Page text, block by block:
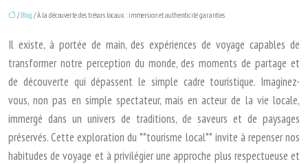
/Blog / À la découverte des trésors locaux : immersion et authenticité garanties
Il existe, à portée de main, des expériences de voyage capables de
transformer notre perception du monde, des moments de partage et
de découverte qui dépassent le simple cadre touristique. Imaginez-
vous, non pas en simple spectateur, mais en acteur de la vie locale,
immergé dans un univers de traditions, de saveurs et de paysages
préservés. Cette exploration du **tourisme local** invite à repenser nos
habitudes de voyage et à privilégier une approche plus respectueuse et